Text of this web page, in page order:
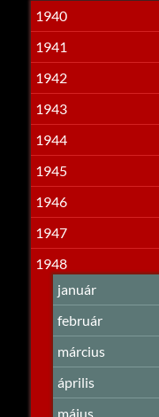
1940
1941
1942
1943
1944
1945
1946
1947
1948
január
február
március
április
május